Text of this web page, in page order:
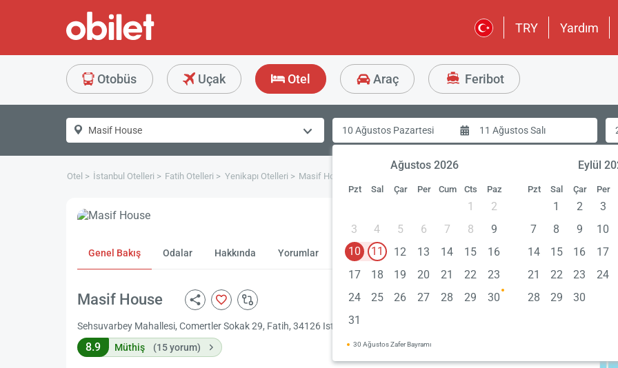
TRY Yardım
Otobüs Uçak Otel Araç Feribot
Ağustos 2026
Pzt Sal Çar Per Cum Cts Paz
1
2
3
4 5 6 7 8
9
10
11 12 13 14 15
16
17
18 19 20 21 22
23
24
25 26 27 28 29
30
31
Eylül
Pzt Sal Çar Per
1 2 3
7
8 9 10
14
15 16 17
21
22 23 24
28
29 30
30 Ağustos Zafer Bayramı
Otel İstanbul Otelleri Fatih Otelleri Yenikapı Otelleri Masif House
Genel Bakış Odalar Hakkında Yorumlar Benzer Oteller
Masif House
Sehsuvarbey Mahallesi, Comertler Sokak 29, Fatih, 34126 Istanbul - Yenikapı, Fatih, Istanbul
8.9 Müthiş (15 yorum)